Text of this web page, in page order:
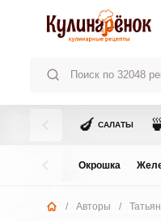
🍆 САЛАТЫ 🍵
Окрошка
/ Авторы /